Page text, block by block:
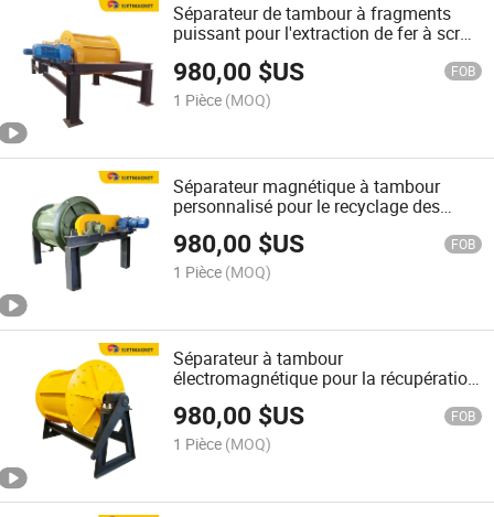
Séparateur de tambour à fragments
puissant pour l'extraction de fer à scrap
980,00 $US FOB
1 Pièce (MOQ)
Séparateur magnétique à tambour
personnalisé pour le recyclage des
déchets et l'élimination du fer
980,00 $US FOB
1 Pièce (MOQ)
Séparateur à tambour
électromagnétique pour la récupération
de métaux ferreux fins
980,00 $US FOB
1 Pièce (MOQ)